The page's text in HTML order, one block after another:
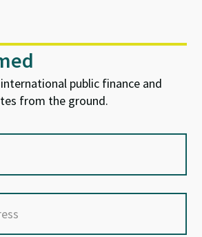
public finance and
from the ground.